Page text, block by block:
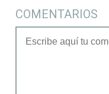
COMENTARIOS